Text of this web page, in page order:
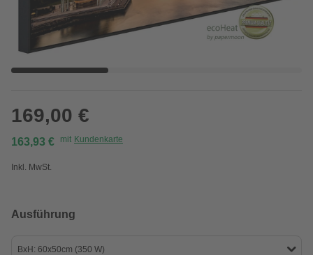
169,00 €
163,93 € mit Kundenkarte
Inkl. MwSt.
Ausführung
BxH: 60x50cm (350 W)